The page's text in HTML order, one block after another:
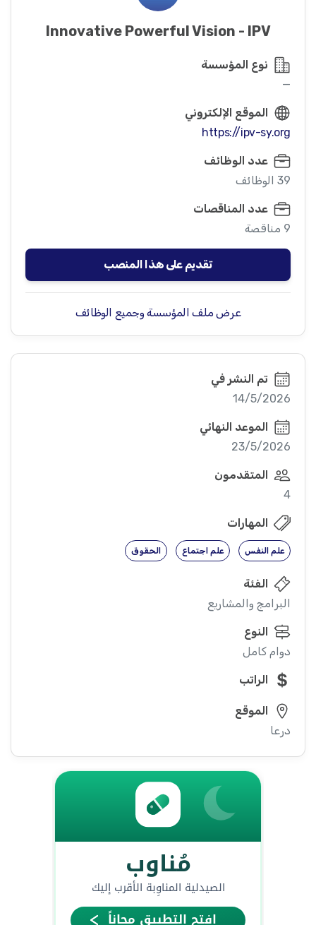
Innovative Powerful Vision - IPV
نوع المؤسسة
—
الموقع الإلكتروني
https://ipv-sy.org
عدد الوظائف
39 الوظائف
عدد المناقصات
9 مناقصة
تقديم على هذا المنصب
عرض ملف المؤسسة وجميع الوظائف
تم النشر في
14/5/2026
الموعد النهائي
23/5/2026
المتقدمون
4
المهارات
علم النفس علم اجتماع الحقوق
الفئة
البرامج والمشاريع
النوع
دوام كامل
الراتب
الموقع
درعا